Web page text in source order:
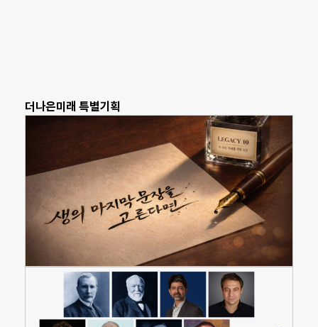
더나은미래 특별기획